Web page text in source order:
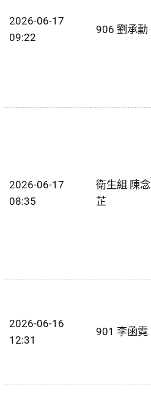
2026-06-17
09:22
906 劉承勳
2026-06-17
08:35
衛生組 陳念
芷
2026-06-16
12:31
901 李函霓